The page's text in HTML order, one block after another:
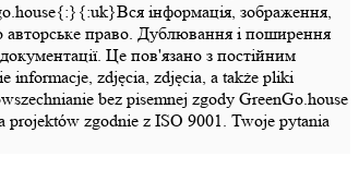
інформація, зображення,
авторське право. Дублювання і поширення
Це пов'язано з постійним
informacje, zdjęcia, zdjęcia, a także pliki
bez pisemnej zgody GreenGo.house
projektów zgodnie z ISO 9001. Twoje pytania